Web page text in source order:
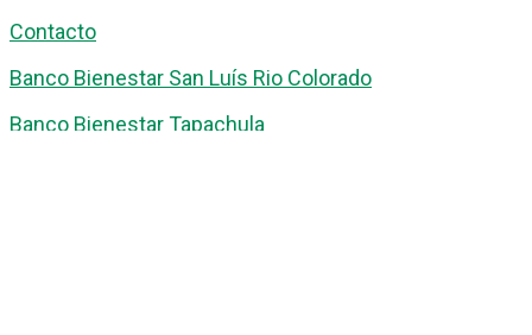
Contacto
Banco Bienestar San Luís Rio Colorado
Banco Bienestar Tapachula